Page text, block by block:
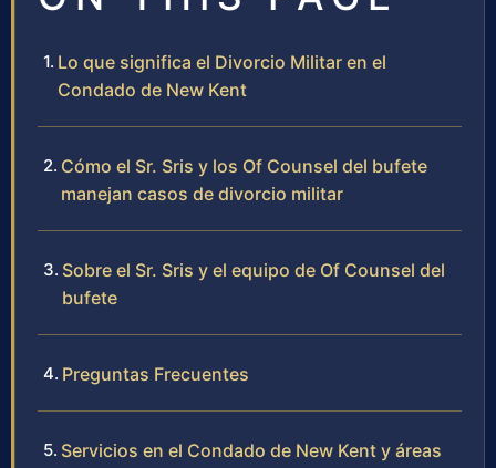
Lo que significa el Divorcio Militar en el
Condado de New Kent
Cómo el Sr. Sris y los Of Counsel del bufete
manejan casos de divorcio militar
Sobre el Sr. Sris y el equipo de Of Counsel del
bufete
Preguntas Frecuentes
Servicios en el Condado de New Kent y áreas